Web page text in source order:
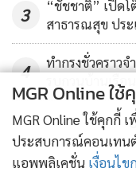
3
“ชัชชาติ” เปิด
สาธารณสุข ปร
4
ทำกรงชั่วคราว
รบกวนบ้านเรือ
MGR Online ใ
MGR Online ใช้คุกกี้
ประสบการณ์คอนเทน
แอพพลิเคชั่น เงื่อนไข